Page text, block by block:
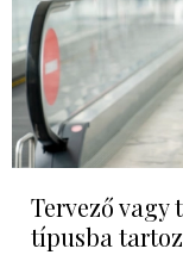
Tervező
típusba